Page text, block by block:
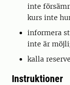
inte
kurs inte
informera
inte är
kalla
Instruktioner